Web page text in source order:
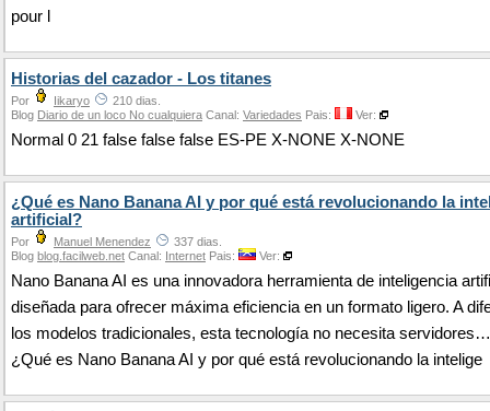
pour l
Historias del cazador - Los titanes
Por Iikaryo
210 dias.
Blog Diario de un loco No cualquiera Canal: Variedades Pais: Ver:
Normal 0 21 false false false ES-PE X-NONE X-NONE
¿Qué es Nano Banana AI y por qué está revolucionando la
artificial?
Por Manuel Menendez
337 dias.
Blog blog.facilweb.net Canal: Internet Pais: Ver:
Nano Banana AI es una innovadora herramienta de inteligencia
diseñada para ofrecer máxima eficiencia en un formato ligero. A
los modelos tradicionales, esta tecnología no necesita
¿Qué es Nano Banana AI y por qué está revolucionando la intelige